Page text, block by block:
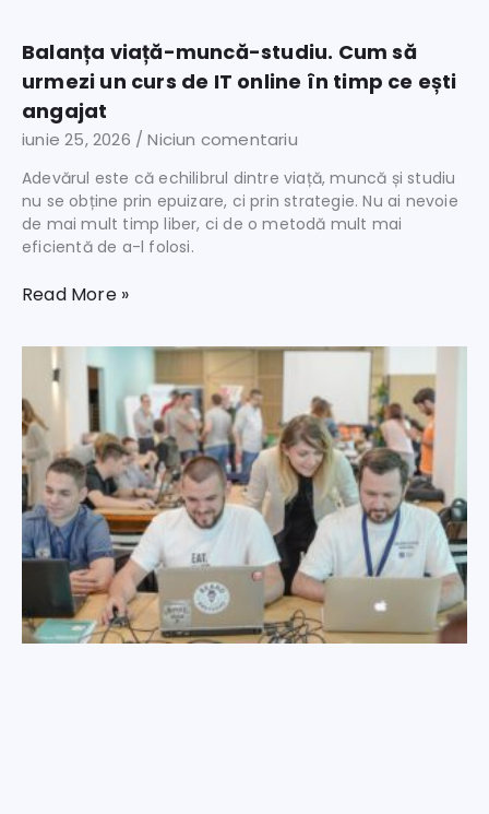
Balanța viață-muncă-studiu. Cum să
urmezi un curs de IT online în timp ce ești
angajat
iunie 25, 2026 Niciun comentariu
Adevărul este că echilibrul dintre viață, muncă și studiu
nu se obține prin epuizare, ci prin strategie. Nu ai nevoie
de mai mult timp liber, ci de o metodă mult mai
eficientă de a-l folosi.
Read More »